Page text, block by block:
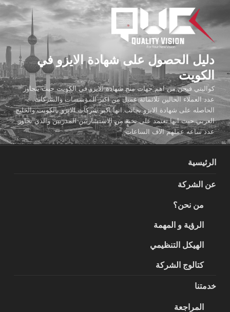
المحتوى
دليل الحصول على شهادة الايزو في
الكويت
كواليتي فيجن من اهم جهات منح شهادة الايزو في الكويت حيث يتجاوز
عدد العملاء الحالين ثلاثمائة عميل من اكبر المؤسسات والشركات
الحاصله على شهادة الايزو بجانب انها اكبر شركات الايزو بالكويت والخليج
العربي حيث انها تعتمد على نخبة من الاستشاريين المدربين والذي تجاوز
عدد ساعه عملهم الاف الساعات
الرئيسية
عن الشركة
من نحن؟
الرؤية و المهمة
الهيكل التنظيمي
كتالوج الشركة
خدمتنا
المراجعة